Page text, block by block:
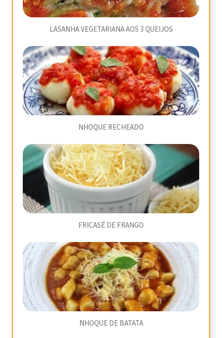
LASANHA VEGETARIANA AOS 3 QUEIJOS
NHOQUE RECHEADO
FRICASÉ DE FRANGO
NHOQUE DE BATATA